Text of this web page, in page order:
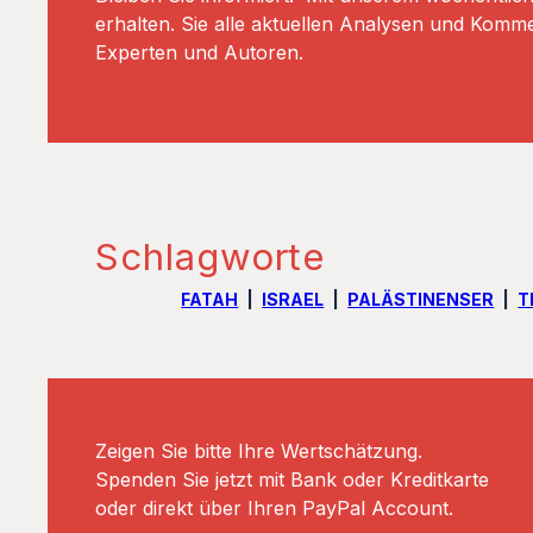
erhalten. Sie alle aktuellen Analysen und
Experten und Autoren.
Schlagworte
FATAH ISRAEL PALÄSTINENSER
Zeigen Sie bitte Ihre Wertschätzung.
Spenden Sie jetzt mit Bank oder Kreditkarte
oder direkt über Ihren PayPal Account.